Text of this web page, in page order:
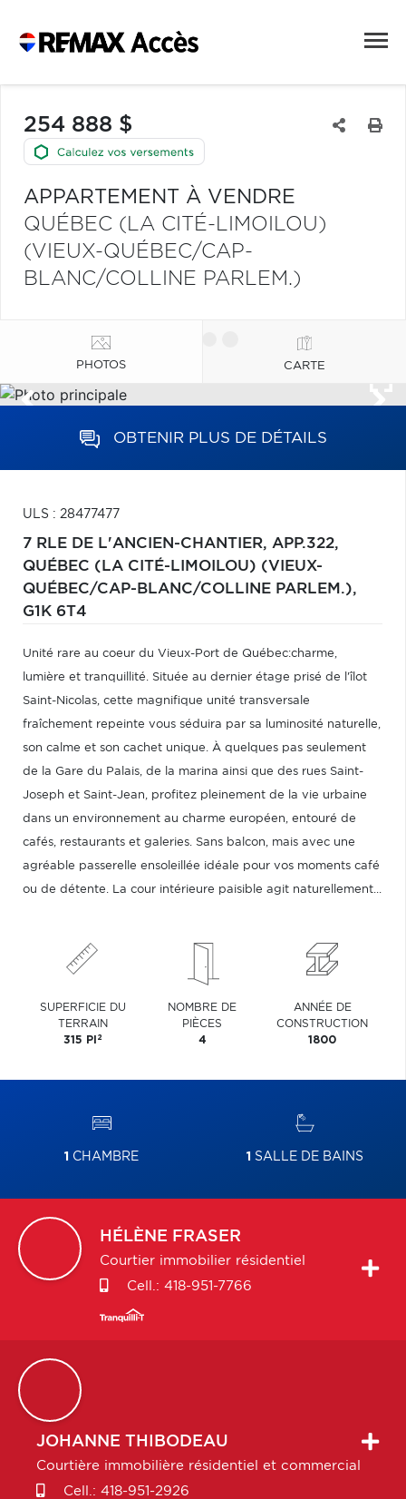
254 888 $
APPARTEMENT À VENDRE
QUÉBEC (LA CITÉ-LIMOILOU)
(VIEUX-QUÉBEC/CAP-
BLANC/COLLINE PARLEM.)
PHOTOS CARTE
OBTENIR PLUS DE DÉTAILS
ULS : 28477477
7 RLE DE L'ANCIEN-CHANTIER, APP.322,
QUÉBEC (LA CITÉ-LIMOILOU) (VIEUX-
QUÉBEC/CAP-BLANC/COLLINE PARLEM.),
G1K 6T4
Unité rare au coeur du Vieux-Port de Québec:charme,
lumière et tranquillité. Située au dernier étage prisé de l'îlot
Saint-Nicolas, cette magnifique unité transversale
fraîchement repeinte vous séduira par sa luminosité naturelle,
son calme et son cachet unique. À quelques pas seulement
de la Gare du Palais, de la marina ainsi que des rues Saint-
Joseph et Saint-Jean, profitez pleinement de la vie urbaine
dans un environnement au charme européen, entouré de
cafés, restaurants et galeries. Sans balcon, mais avec une
agréable passerelle ensoleillée idéale pour vos moments café
ou de détente. La cour intérieure paisible agit naturellement...
SUPERFICIE DU
TERRAIN
315 PI 2
NOMBRE DE
PIÈCES
4
ANNÉE DE
CONSTRUCTION
1800
1 CHAMBRE 1 SALLE DE BAINS
HÉLÈNE FRASER
Courtier immobilier résidentiel
Cell.: 418-951-7766
JOHANNE THIBODEAU
Courtière immobilière résidentiel et commercial
Cell.: 418-951-2926